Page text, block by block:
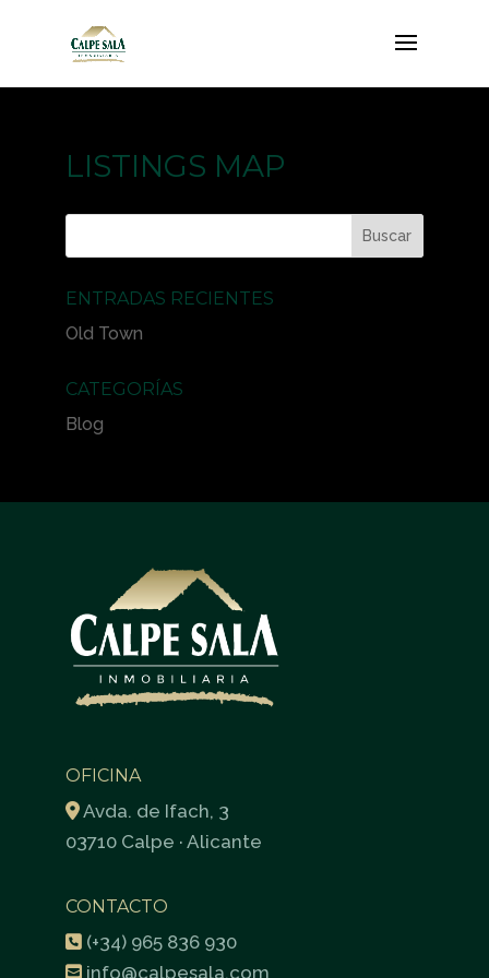
LISTINGS MAP
ENTRADAS RECIENTES
Old Town
CATEGORÍAS
Blog
OFICINA
Avda. de Ifach, 3
03710 Calpe · Alicante
CONTACTO
(+34) 965 836 930
info@calpesala.com